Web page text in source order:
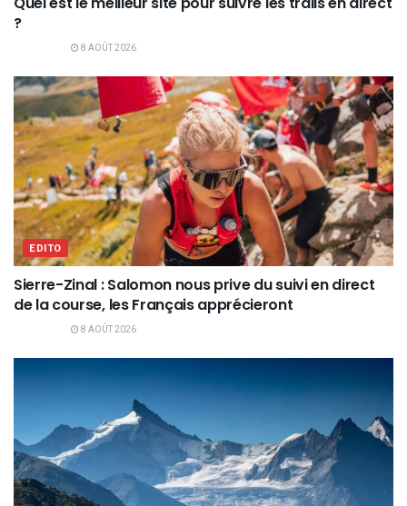
?
8 AOÛT 2026
EDITO
Sierre-Zinal : Salomon nous prive du suivi en direct
de la course, les Français apprécieront
8 AOÛT 2026